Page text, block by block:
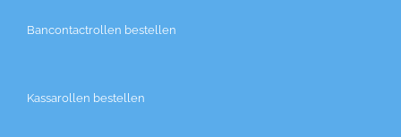
Bancontactrollen bestellen
Kassarollen bestellen